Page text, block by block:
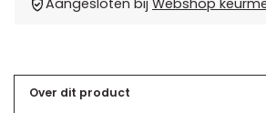
Aangesloten bij Webshop
toevoegen
aanOver dit product